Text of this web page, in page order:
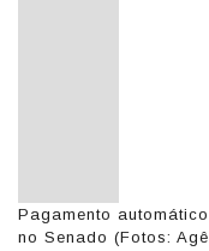
Pagamento
no Senado (Fotos: